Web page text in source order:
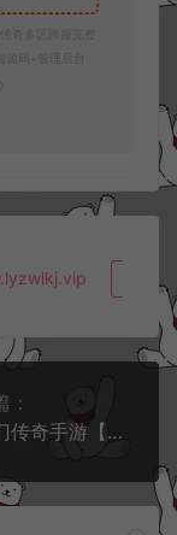
奇多区跨服完整
码+管理后台
：
白日门传奇手游【荣耀冰雪多区跨服完整版】4月最新整理Win一键服务端+全套客户端源码+服务端源码+管理后台+GM授权后台+安卓苹果双端+详细搭建教程+视频教程